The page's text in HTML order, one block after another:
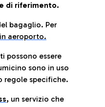
di riferimento.
bagaglio. Per
aeroporto.
possono essere
sono in uso
regole specifiche.
, un servizio che